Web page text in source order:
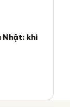
Nhật: khi